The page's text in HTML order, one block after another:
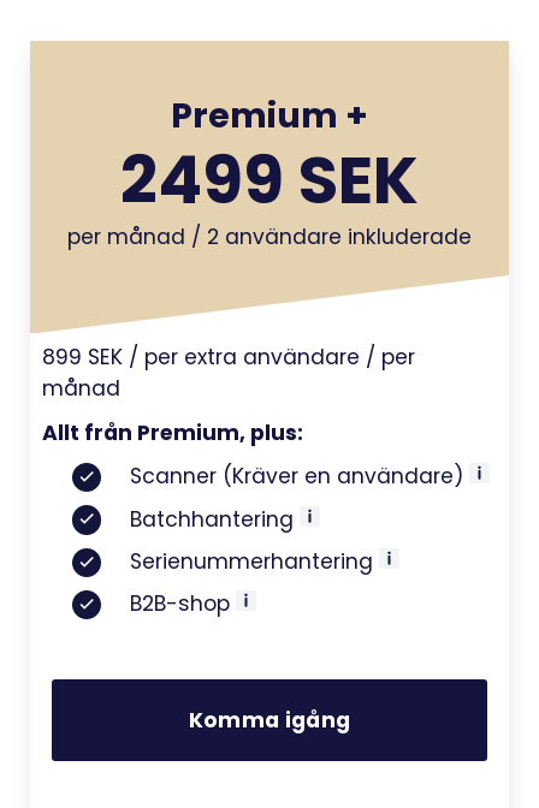
Premium +
2499 SEK
per månad / 2 användare inkluderade
899 SEK / per extra användare / per
månad
Allt från Premium, plus:
Scanner (Kräver en användare)
Batchhantering
Serienummerhantering
B2B-shop
Komma igång